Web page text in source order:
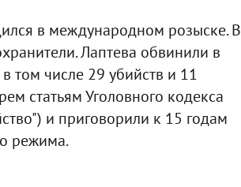
в международном розыске. В
Лаптева обвинили в
том числе 29 убийств и 11
статьям Уголовного кодекса
и приговорили к 15 годам
режима.